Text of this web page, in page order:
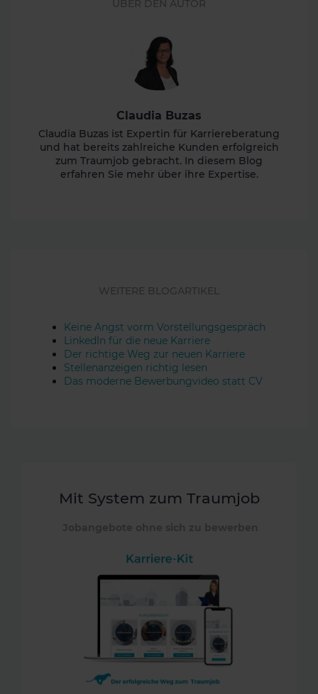
ÜBER DEN AUTOR
Claudia Buzas
Claudia Buzas ist Expertin für Karriereberatung
und hat bereits zahlreiche Kunden erfolgreich
zum Traumjob gebracht. In diesem Blog
erfahren Sie mehr über ihre Expertise.
WEITERE BLOGARTIKEL
Keine Angst vorm Vorstellungsgespräch
LinkedIn für die neue Karriere
Der richtige Weg zur neuen Karriere
Stellenanzeigen richtig lesen
Das moderne Bewerbungvideo statt CV
Mit System zum Traumjob